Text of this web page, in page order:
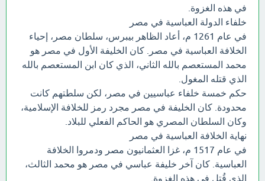
في هذه الغزوة.
خلفاء الدولة العباسية في مصر
في عام 1261 م، أعاد الظاهر بيبرس، سلطان مصر، إحياء
الخلافة العباسية في مصر. كان الخليفة الأول في مصر هو
محمد المستعصم بالله الثاني، الذي كان ابن المستعصم بالله
الذي قتله المغول.
حكم خمسة خلفاء عباسيين في مصر، لكن سلطتهم كانت
محدودة. كان الخليفة في مصر مجرد رمز للخلافة الإسلامية،
وكان السلطان المصري هو الحاكم الفعلي للبلاد.
نهاية الخلافة العباسية في مصر
في عام 1517 م، غزا العثمانيون مصر ودمروا الخلافة
العباسية. كان آخر خليفة عباسي في مصر هو محمد الثالث،
الذي قُتل في هذه الغزوة.